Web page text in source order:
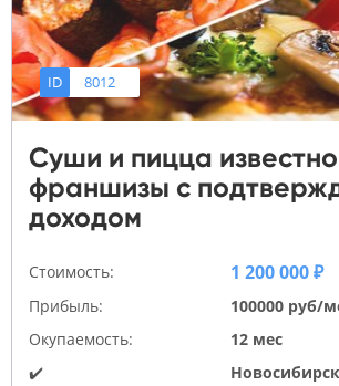
ID 8012
Суши и пицца
франшизы с
доходом
Стоимость: 1 200 000 ₽
Прибыль:
100000 руб/
Окупаемость:
12 мес
✔️
Новосибирск